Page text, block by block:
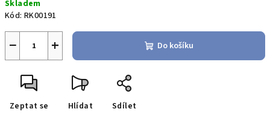
cena:
Skladem
Kód: RK00191
+
− Do košíku
Zeptat se Hlídat Sdílet